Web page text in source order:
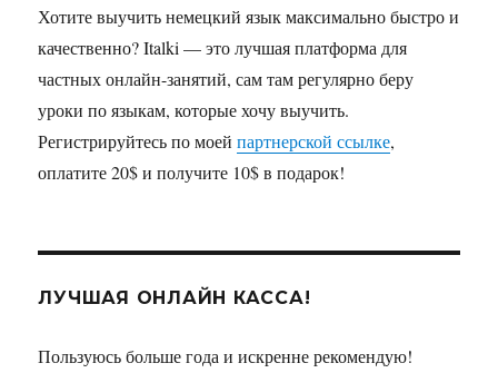
Хотите выучить немецкий язык максимально быстро и
качественно? Italki — это лучшая платформа для
частных онлайн-занятий, сам там регулярно беру
уроки по языкам, которые хочу выучить.
Регистрируйтесь по моейпартнерской ссылке,
оплатите 20$ и получите 10$ в подарок!
ЛУЧШАЯ ОНЛАЙН КАССА!
Пользуюсь больше года и искренне рекомендую!